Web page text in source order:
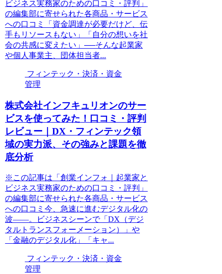
ビジネス実務家のための口コミ・評判」
の編集部に寄せられた各商品・サービス
への口コミ「資金調達が必要だけど、伝
手もリソースもない」「自分の想いを社
会の共感に変えたい」──そんな起業家
や個人事業主、団体担当者...
フィンテック・決済・資金
管理
株式会社インフキュリオンのサー
ビスを使ってみた！口コミ・評判
レビュー｜DX・フィンテック領
域の実力派、その強みと課題を徹
底分析
※この記事は「創業インフォ｜起業家と
ビジネス実務家のための口コミ・評判」
の編集部に寄せられた各商品・サービス
への口コミ今、急速に進むデジタル化の
波――。ビジネスシーンで「DX（デジ
タルトランスフォーメーション）」や
「金融のデジタル化」「キャ...
フィンテック・決済・資金
管理